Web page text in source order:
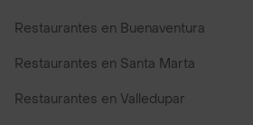
Restaurantes en Buenaventura
Restaurantes en Santa Marta
Restaurantes en Valledupar